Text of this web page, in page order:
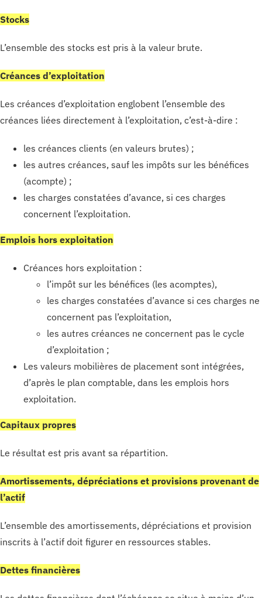
Stocks
L’ensemble des stocks est pris à la valeur brute.
Créances d’exploitation
Les créances d’exploitation englobent l’ensemble des
créances liées directement à l’exploitation, c’est-à-dire :
les créances clients (en valeurs brutes) ;
les autres créances, sauf les impôts sur les bénéfices
(acompte) ;
les charges constatées d’avance, si ces charges
concernent l’exploitation.
Emplois hors exploitation
Créances hors exploitation :
l’impôt sur les bénéfices (les acomptes),
les charges constatées d’avance si ces charges ne
concernent pas l’exploitation,
les autres créances ne concernent pas le cycle
d’exploitation ;
Les valeurs mobilières de placement sont intégrées,
d’après le plan comptable, dans les emplois hors
exploitation.
Capitaux propres
Le résultat est pris avant sa répartition.
Amortissements, dépréciations et provisions provenant de
l’actif
L’ensemble des amortissements, dépréciations et provision
inscrits à l’actif doit figurer en ressources stables.
Dettes financières